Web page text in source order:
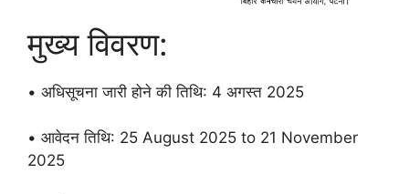
मुख्य विवरण:
• अधिसूचना जारी होने की तिथि: 4 अगस्त 2025
• आवेदन तिथि: 25 August 2025 to 21 November
2025